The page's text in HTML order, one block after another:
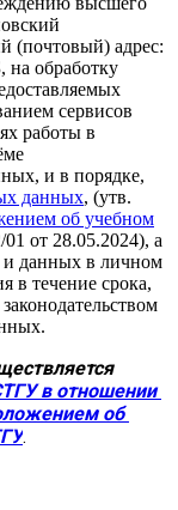
(почтовый) адрес:
на обработку
сервисов
работы в
и в порядке,
данных, (утв.
об учебном
от 28.05.2024), а
и данных в личном
в течение срока,
в отношении
об
.